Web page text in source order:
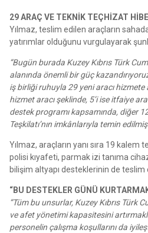
29 ARAÇ VE TEKNİK TEÇHİZAT
Yılmaz, teslim edilen araçların
yatırımlar olduğunu vurgulayarak
“Bugün burada Kuzey Kıbrıs Türk
alanında önemli bir güç
iş birliği ruhuyla 29 yeni aracı hizmete
hizmet aracı şeklinde, 5’i ise itfaiye
destek programı kapsamında, diğer
Teşkilatı’nın imkânlarıyla temin
Yılmaz, araçların yanı sıra 19
polisi kıyafeti, parmak izi tanıma
bilişim altyapı desteklerinin de teslim
“BU DESTEKLER GÜNÜ
“Tüm bu unsurlar, Kuzey Kıbrıs Türk
ve afet yönetimi kapasitesini
personelin çalışma koşullarını da